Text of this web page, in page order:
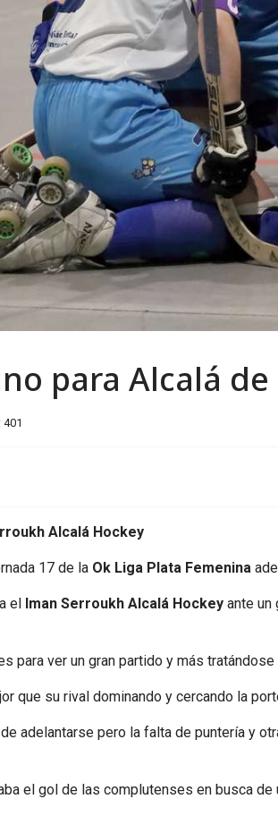
para Alcalá
Alcalá Hockey
17 de la Ok Liga Plata Femenina
el Iman Serroukh Alcalá Hockey ante un
para ver un gran partido y más tratándose
que su rival dominando y cercando la
adelantarse pero la falta de puntería y
el gol de las complutenses en busca